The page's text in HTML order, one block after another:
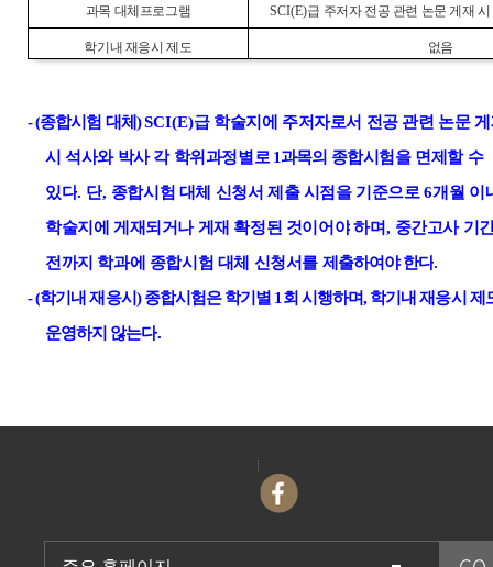
과목 대체프로그램 SCI(E)급 주저자 전공 관련 논문 게재
학기내 재응시 제도 없음
- (종합시험 대체)SCI(E)급 학술지에 주저자로서 전공 관련 논문
시 석사와 박사 각 학위과정별로 1과목의 종합시험을 면제할 수
있다. 단, 종합시험 대체 신청서 제출 시점을 기준으로6개월 이
학술지에 게재되거나 게재 확정된 것이어야 하며, 중간고사 기
전까지 학과에 종합시험 대체 신청서를 제출하여야 한다.
- (학기내 재응시)종합시험은 학기별 1 회 시행하며, 학기내 재응시 제
운영하지 않는다.